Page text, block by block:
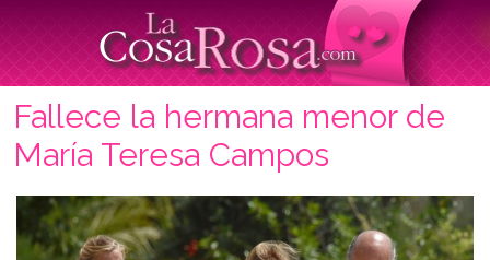
Fallece la hermana menor de
María Teresa Campos